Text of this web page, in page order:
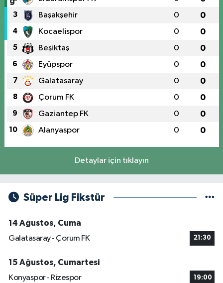
3 Başakşehir 0 0
4 Kocaelispor 0 0
5 Beşiktaş 0 0
6 Eyüpspor 0 0
7 Galatasaray 0 0
8 Çorum FK 0 0
9 Gaziantep FK 0 0
10 Alanyaspor 0 0
Detaylar için tıklayın
Süper Lig Fikstür
14 Ağustos, Cuma
Galatasaray - Çorum FK
21:30
15 Ağustos, Cumartesi
Konyaspor - Rizespor
19:00